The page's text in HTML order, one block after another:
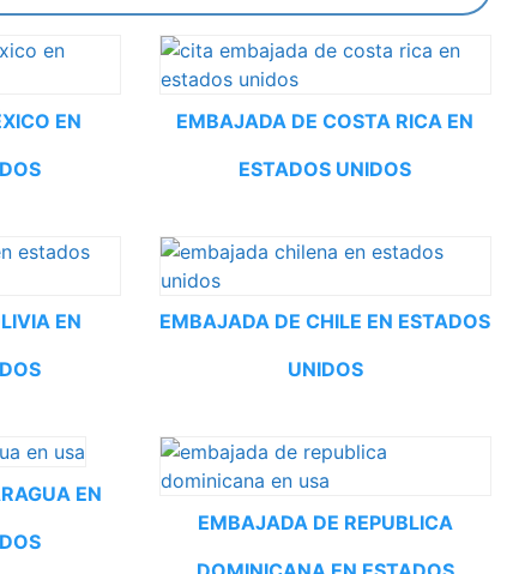
EN
EMBAJADA DE COSTA RICA EN
ESTADOS UNIDOS
EN
EMBAJADA DE CHILE EN ESTADOS
UNIDOS
EN
EMBAJADA DE REPUBLICA